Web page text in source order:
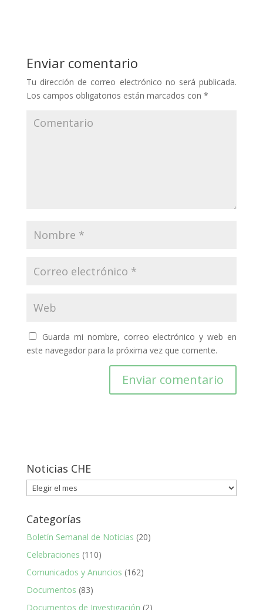
Enviar comentario
Tu dirección de correo electrónico no será publicada.
Los campos obligatorios están marcados con *
Guarda mi nombre, correo electrónico y web en
este navegador para la próxima vez que comente.
Noticias CHE
Noticias
CHE
Categorías
Boletín Semanal de Noticias (20)
Celebraciones (110)
Comunicados y Anuncios (162)
Documentos (83)
Documentos de Investigación (2)